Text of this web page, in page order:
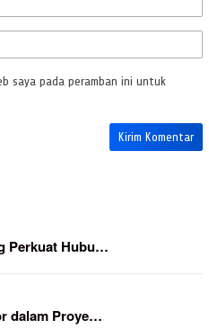
saya pada peramban ini untuk
Perkuat Hubu…
dalam Proye…